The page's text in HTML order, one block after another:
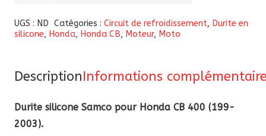
Durite
silicone
CB
400
UGS : ND Catégories : Circuit de refroidissement, Durite en
silicone, Honda, Honda CB, Moteur, Moto
DescriptionInformations
Durite silicone Samco pour Honda CB 400 (199-
2003).